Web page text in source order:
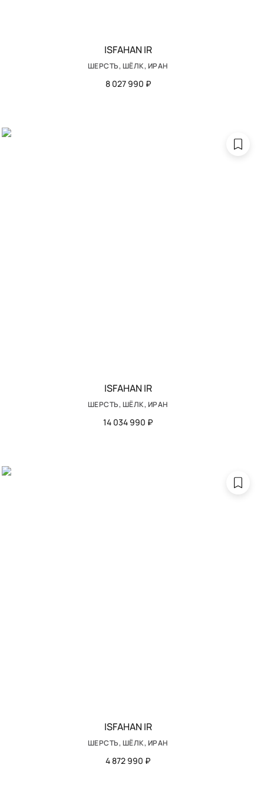
ISFAHAN IR
ШЕРСТЬ, ШЁЛК, ИРАН
8 027 990 ₽
ISFAHAN IR
ШЕРСТЬ, ШЁЛК, ИРАН
14 034 990 ₽
ISFAHAN IR
ШЕРСТЬ, ШЁЛК, ИРАН
4 872 990 ₽